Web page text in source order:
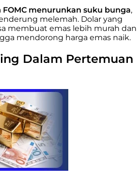
FOMC menurunkan suku bunga,
melemah. Dolar yang
membuat emas lebih murah dan
mendorong harga emas naik.
Dalam Pertemuan